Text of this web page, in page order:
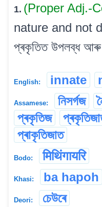
1. (Proper Adj.-
nature and not
প্ৰকৃতিত উপলব্ধ আৰু
English: innate
Assamese: নিসৰ্গজ
প্ৰকৃতিজ
প্ৰাকৃতিজাত
Bodo: मिथिंगायरि
Khasi: ba hapoh
Deori: চেউৰে